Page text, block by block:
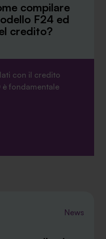
compilare
F24 ed
credito?
con il credito
è fondamentale
News